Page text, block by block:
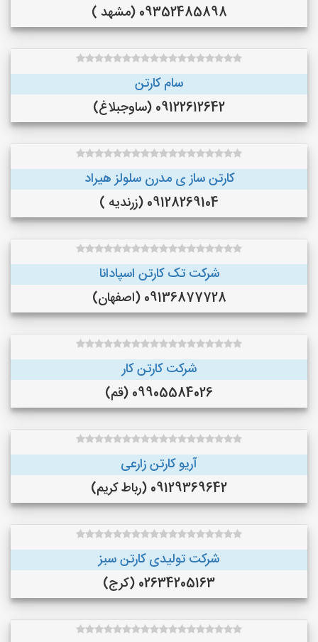
09352485898 (مشهد )
سام کارتن
09122612642 (ساوجبلاغ)
کارتن ساز ی مدرن سلولز هیراد
09128269104 (زرندیه )
شرکت تک کارتن اسپادانا
09136877728 (اصفهان)
شرکت کارتن کار
09905584026 (قم)
آریو کارتن زارعی
09129369642 (رباط کریم)
شرکت تولیدی کارتن سبز
02634205163 (کرج)